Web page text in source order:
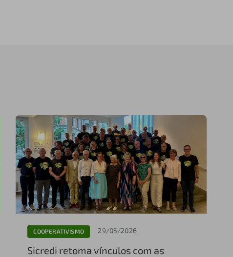
COOPERATIVISMO 29/05/2026
Sicredi retoma vínculos com as